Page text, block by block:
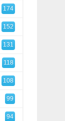
174
152
131
118
108
99
94